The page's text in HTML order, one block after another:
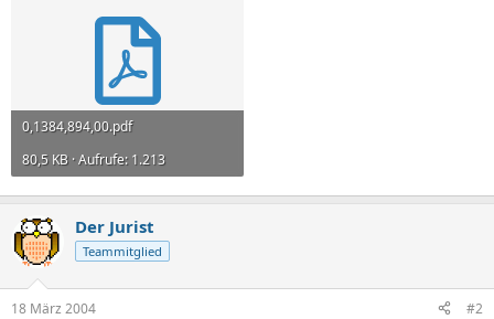
0,1384,894,00.pdf
80,5 KB · Aufrufe: 1.213
Der Jurist
Teammitglied
18 März 2004 #2